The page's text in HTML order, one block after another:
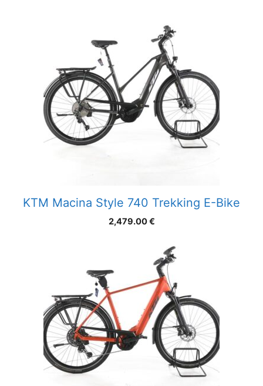
KTM Macina Style 740 Trekking E-Bike
2,479.00€